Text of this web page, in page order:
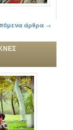
άρθρα →